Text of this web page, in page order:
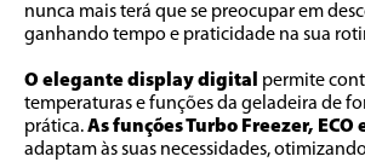
nunca mais terá que se preocupar em
ganhando tempo e praticidade na sua
O elegante display digital
permite
temperaturas e funções da geladeira de
prática. As funções Turbo Freezer, ECO
adaptam às suas necessidades,